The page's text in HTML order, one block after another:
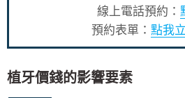
線上電話預約：
預約表單： 點我
植牙價錢的影響要素